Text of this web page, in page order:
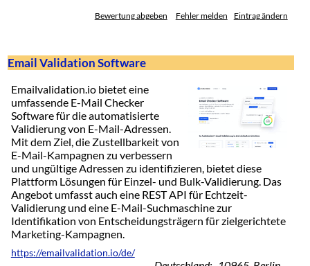
Bewertung abgeben Fehler melden Eintrag ändern
Email Validation Software
Emailvalidation.io bietet eine
umfassende E-Mail Checker
Software für die automatisierte
Validierung von E-Mail-Adressen.
Mit dem Ziel, die Zustellbarkeit von
E-Mail-Kampagnen zu verbessern
und ungültige Adressen zu identifizieren, bietet diese
Plattform Lösungen für Einzel- und Bulk-Validierung. Das
Angebot umfasst auch eine REST API für Echtzeit-
Validierung und eine E-Mail-Suchmaschine zur
Identifikation von Entscheidungsträgern für zielgerichtete
Marketing-Kampagnen.
https://emailvalidation.io/de/